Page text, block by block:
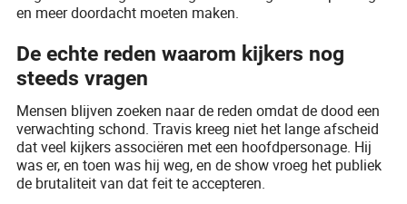
en meer doordacht moeten maken.
De echte reden waarom kijkers nog
steeds vragen
Mensen blijven zoeken naar de reden omdat de dood een
verwachting schond. Travis kreeg niet het lange afscheid
dat veel kijkers associëren met een hoofdpersonage. Hij
was er, en toen was hij weg, en de show vroeg het publiek
de brutaliteit van dat feit te accepteren.